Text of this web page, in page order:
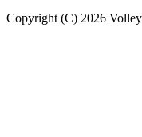
Copyright (C) 2026